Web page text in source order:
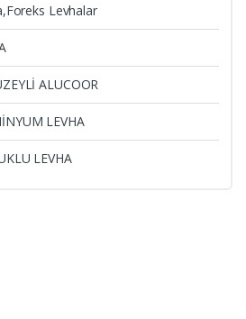
Levhalar
ALUCOOR
LEVHA
LEVHA